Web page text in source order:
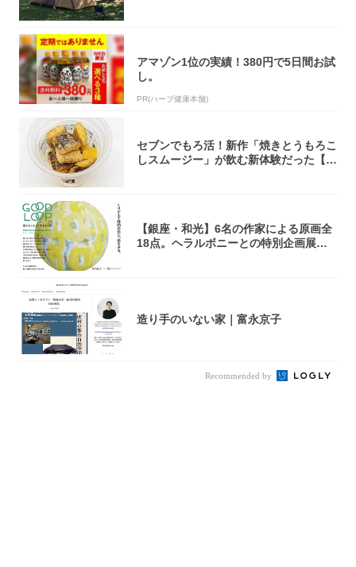
アマゾン1位の実績！380円で5日間お試
し。
PR(ハーブ健康本舗)
セブンでもろ活！新作「焼きとうもろこ
しスムージー」が飲む新体験だった【東
【銀座・和光】6名の作家による原画全
18点。ヘラルボニーとの特別企画展「G
造り手のいない家｜富永京子
Recommended by